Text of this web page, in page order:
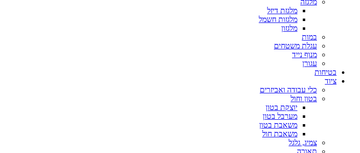
מלגזה
מלגזת דיזל
מלגזות חשמל
מלגזון
במות
עגלת משטחים
מנוף נייד
עגורן
בטיחות
ציוד
כלי עבודה ואביזרים
בטון וחול
יוצקת בטון
מערבל בטון
משאבת בטון
משאבת חול
צמיג, גלגל
תאורה